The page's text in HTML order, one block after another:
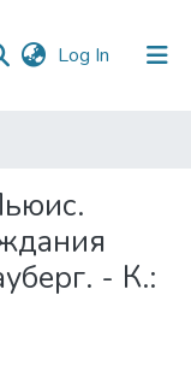
Log In (current)
- К.: